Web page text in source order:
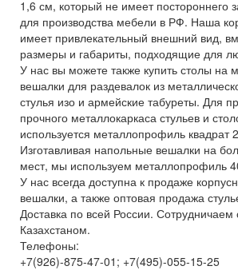
1,6 см, который не имеет постороннего
для производства мебели в РФ. Наша
имеет привлекательный внешний вид,
размеры и габариты, подходящие для
У нас вы можете также купить столы на
вешалки для раздевалок из
стулья изо и армейские табуреты. Для
прочного металлокаркаса стульев и
используется металлопрофиль
Изготавливая напольные вешалки на
мест, мы используем металлопрофиль
У нас всегда доступна к продаже
вешалки, а также оптовая продажа
Доставка по всей России.
Казахстаном.
Телефоны:
+7(926)-875-47-01; +7(495)-055-15-25